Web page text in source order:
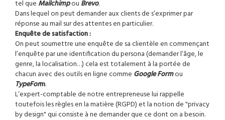
tel que Mailchimpou Brevo.
Dans lequel on peut demander aux clients de s’exprimer par
réponse au mail sur des attentes en particulier.
Enquête de satisfaction :
On peut soumettre une enquête de sa clientèle en commençant
l’enquête par une identification du persona (demander l’âge, le
genre, la localisation…) cela est totalement à la portée de
chacun avec des outils en ligne comme Google Formou
TypeForm.
L’expert-comptable de notre entrepreneuse lui rappelle
toutefois les règles en la matière (RGPD) et la notion de "privacy
by design" qui consiste à ne demander que ce dont on a besoin.